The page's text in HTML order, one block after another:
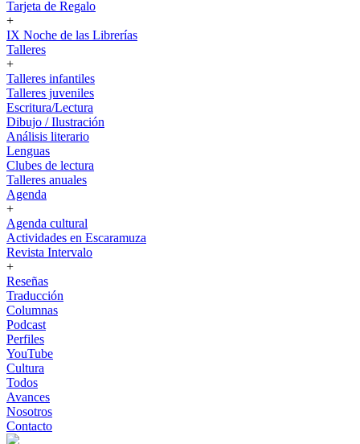
Tarjeta de Regalo
+
IX Noche de las Librerías
Talleres
+
Talleres infantiles
Talleres juveniles
Escritura/Lectura
Dibujo / Ilustración
Análisis literario
Lenguas
Clubes de lectura
Talleres anuales
Agenda
+
Agenda cultural
Actividades en Escaramuza
Revista Intervalo
+
Reseñas
Traducción
Columnas
Podcast
Perfiles
YouTube
Cultura
Todos
Avances
Nosotros
Contacto